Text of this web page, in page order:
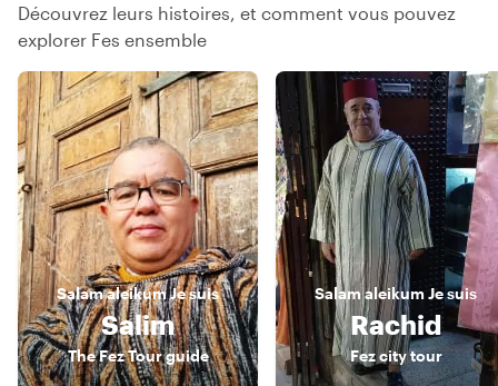
Découvrez leurs histoires, et comment vous pouvez
explorer Fes ensemble
Salam aleikumJe suis
Salim
The Fez Tour guide
Salam aleikum Je suis
Rachid
Fez city tour